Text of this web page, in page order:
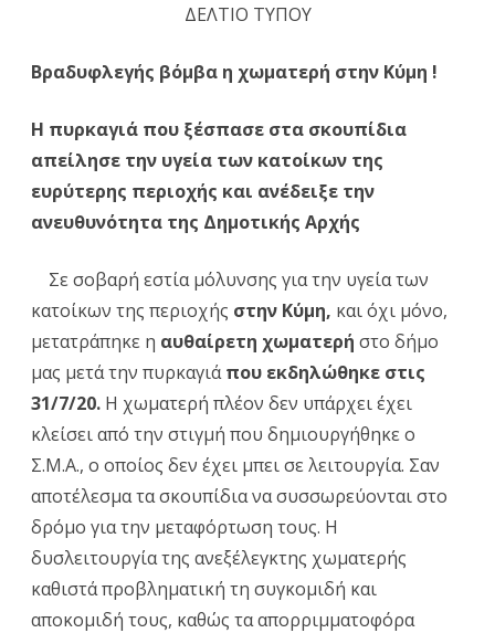
πυρκαγιά
στα
σκουπίδια
την
υγεία
των
κατοίκων
της
ευρύτερης
περιοχής
και
ανέδειξε
ΔΕΛΤΙΟ ΤΥΠΟΥ
Βραδυφλεγής βόμβα η χωματερή στην Κύμη !
Η πυρκαγιά που ξέσπασε στα σκουπίδια
απείλησε την υγεία των κατοίκων της
ευρύτερης περιοχής και ανέδειξε την
ανευθυνότητα της Δημοτικής Αρχής
Σε σοβαρή εστία μόλυνσης για την υγεία των
κατοίκων της περιοχής στην Κύμη, και όχι μόνο,
μετατράπηκε η αυθαίρετη χωματερή στο δήμο
μας μετά την πυρκαγιάπου εκδηλώθηκε στις
31/7/20. Η χωματερή πλέον δεν υπάρχει έχει
κλείσει από την στιγμή που δημιουργήθηκε ο
Σ.Μ.Α., ο οποίος δεν έχει μπει σε λειτουργία. Σαν
αποτέλεσμα τα σκουπίδια να συσσωρεύονται στο
δρόμο για την μεταφόρτωση τους. Η
δυσλειτουργία της ανεξέλεγκτης χωματερής
καθιστά προβληματική τη συγκομιδή και
αποκομιδή τους, καθώς τα απορριμματοφόρα